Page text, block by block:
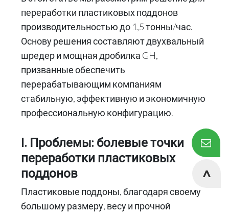
переработки пластиковых поддонов
производительностью до 1,5 тонны/час.
Основу решения составляют двухвальный
шредер и мощная дробилка GH,
призванные обеспечить
перерабатывающим компаниям
стабильную, эффективную и экономичную
профессиональную конфигурацию.
I. Проблемы: болевые точки
переработки пластиковых
поддонов
Пластиковые поддоны, благодаря своему
большому размеру, весу и прочной